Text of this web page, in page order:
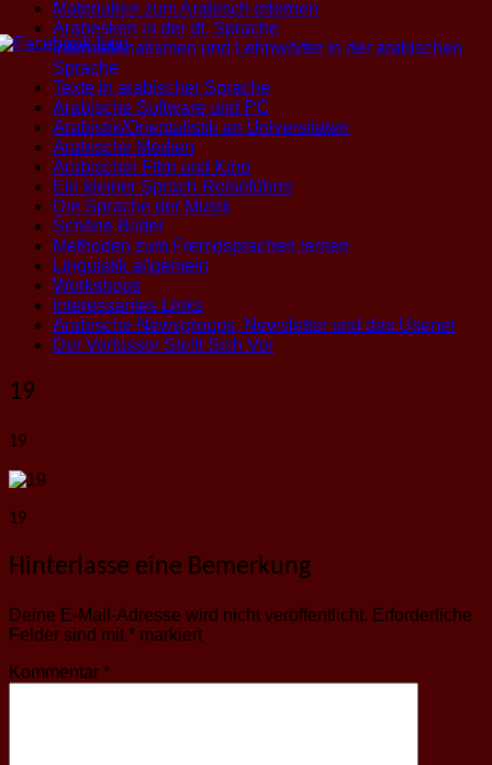
Materialien zum Arabisch erlernen
Arabesken in der dt. Sprache
Internationalismen und Lehnwörter in der arabischen
Sprache
Texte in arabischer Sprache
Arabische Software und PC
Arabistik/Orientalistik an Universitäten
Arabische Medien
Arabischer Film und Kino
Ein kleiner Sprach-Reiseführer
Die Sprache der Musik
Schöne Bilder
Methoden zum Fremdsprachen lernen
Linguistik allgemein
Workshops
Interessantes Links
Arabische Newsgroups, Newsletter und das Usenet
Der Verfasser Stellt Sich Vor
19
19
19
Hinterlasse eine Bemerkung
Deine E-Mail-Adresse wird nicht veröffentlicht. Erforderliche
Felder sind mit * markiert
Kommentar *